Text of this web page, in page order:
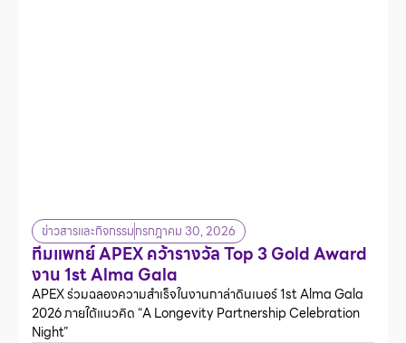
ข่าวสารและกิจกรรมกรกฎาคม 30, 2026
ทีมแพทย์ APEX คว้ารางวัล Top 3 Gold Award
งาน 1st Alma Gala
APEX ร่วมฉลองความสำเร็จในงานกาล่าดินเนอร์ 1st Alma Gala
2026 ภายใต้แนวคิด “A Longevity Partnership Celebration
Night”